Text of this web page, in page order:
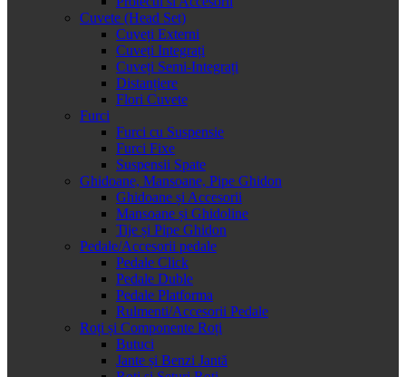
Cuvete (Head Set)
Cuveți Externi
Cuveți Integrați
Cuveți Semi-Integrați
Distanțiere
Flori Cuvete
Furci
Furci cu Suspensie
Furci Fixe
Suspensii Spate
Ghidoane, Mansoane, Pipe Ghidon
Ghidoane și Accesorii
Mansoane și Ghidoline
Tije și Pipe Ghidon
Pedale/Accesorii pedale
Pedale Click
Pedale Duble
Pedale Platforma
Rulmenti/Accesorii Pedale
Roți și Componente Roți
Butuci
Jante și Benzi Jantă